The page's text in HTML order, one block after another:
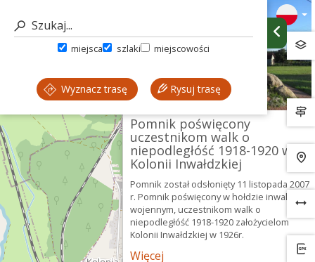
miejsca szlaki miejscowości
Wyznacz trasę Rysuj trasę
Pomnik poświęcony
uczestnikom walk o
niepodległóść 1918-1920 w
Kolonii Inwałdzkiej
Pomnik został odsłonięty 11 listopada 2007
r. Pomnik poświęcony w hołdzie inwalidom
wojennym, uczestnikom walk o
niepodległóść 1918-1920 założycielom
Kolonii Inwałdzkiej w 1926r.
Więcej